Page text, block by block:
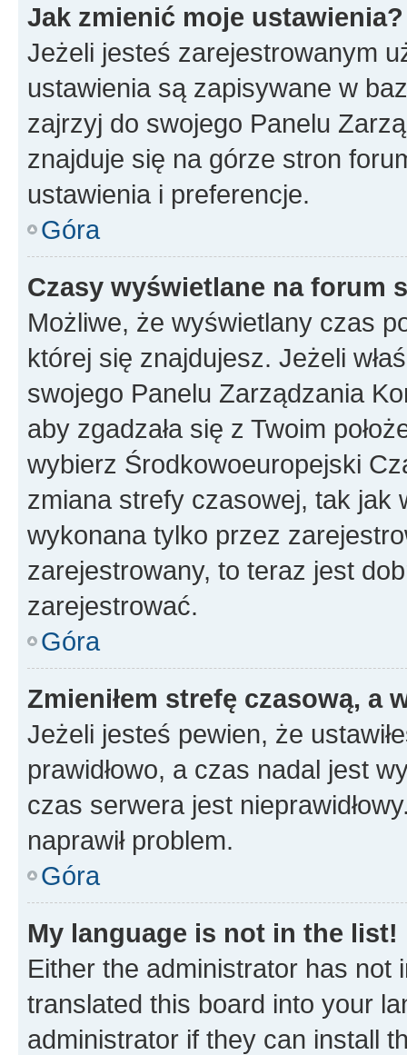
Jak zmienić moje ustawienia?
Jeżeli jesteś zarejestrowanym
ustawienia są zapisywane w
zajrzyj do swojego Panelu
znajduje się na górze stron
ustawienia i preferencje.
Góra
Czasy wyświetlane na forum
Możliwe, że wyświetlany czas
której się znajdujesz. Jeżeli
swojego Panelu Zarządzania
aby zgadzała się z Twoim
wybierz Środkowoeuropejski
zmiana strefy czasowej, tak jak
wykonana tylko przez
zarejestrowany, to teraz jest
zarejestrować.
Góra
Zmieniłem strefę czasową, a
Jeżeli jesteś pewien, że
prawidłowo, a czas nadal jest
czas serwera jest
naprawił problem.
Góra
My language is not in the list!
Either the administrator has not
translated this board into your
administrator if they can install